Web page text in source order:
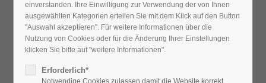
Unterhaltsreinigung
Büroreinigung
Medizin/Praxisreinigung
Fensterreinigung
einverstanden. Ihre Einwilligung zur Verwendung der von Ihnen
ausgewählten Kategorien erteilen Sie mit dem Klick auf den Button
"Auswahl akzeptieren". Für weitere Informationen über die
Nutzung von Cookies oder für die Änderung Ihrer Einstellungen
klicken Sie bitte auf "weitere Informationen".
Erforderlich*
Notwendige Cookies zulassen damit die Website korrekt